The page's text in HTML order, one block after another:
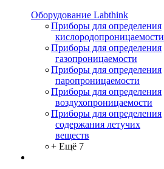
Оборудование Labthink
Приборы для определения
кислородопроницаемости
Приборы для определения
газопроницаемости
Приборы для определения
паропроницаемости
Приборы для определения
воздухопроницаемости
Приборы для определения
содержания летучих
веществ
+ Ещё 7